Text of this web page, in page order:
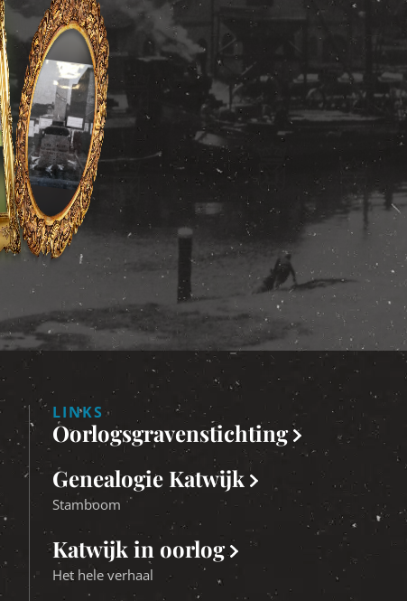
LINKS
Oorlogsgravenstichting
Genealogie Katwijk
Stamboom
Katwijk in oorlog
Het hele verhaal